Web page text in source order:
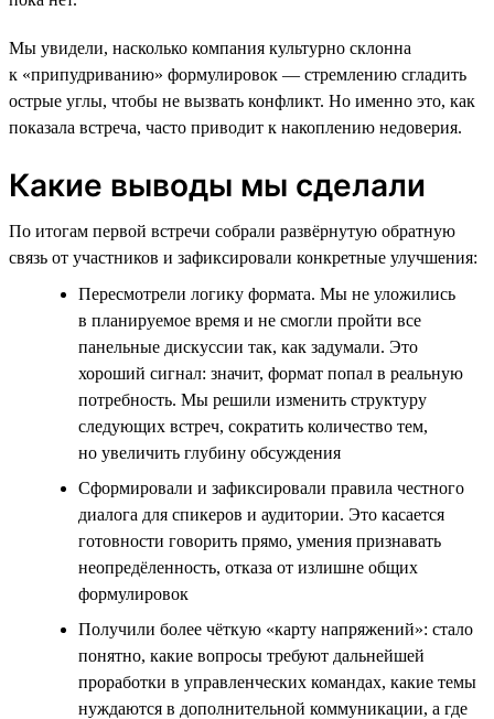
Мы увидели, насколько компания культурно склонна
к «припудриванию» формулировок — стремлению сгладить
острые углы, чтобы не вызвать конфликт. Но именно это, как
показала встреча, часто приводит к накоплению недоверия.
Какие выводы мы сделали
По итогам первой встречи собрали развёрнутую обратную
связь от участников и зафиксировали конкретные улучшения:
Пересмотрели логику формата. Мы не уложились
в планируемое время и не смогли пройти все
панельные дискуссии так, как задумали. Это
хороший сигнал: значит, формат попал в реальную
потребность. Мы решили изменить структуру
следующих встреч, сократить количество тем,
но увеличить глубину обсуждения
Сформировали и зафиксировали правила честного
диалога для спикеров и аудитории. Это касается
готовности говорить прямо, умения признавать
неопредёленность, отказа от излишне общих
формулировок
Получили более чёткую «карту напряжений»: стало
понятно, какие вопросы требуют дальнейшей
проработки в управленческих командах, какие темы
нуждаются в дополнительной коммуникации, а где